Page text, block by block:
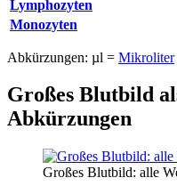
Lymphozyten
Monozyten
Abkürzungen: µl = Mikroliter
Großes Blutbild
Abkürzungen
Großes Blutbild: alle